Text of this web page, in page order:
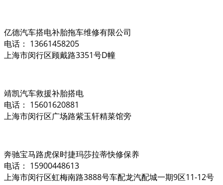
亿德汽车搭电补胎拖车维修有限公司
电话： 13661458205
上海市闵行区顾戴路3351号D幢
靖凯汽车救援补胎搭电
电话： 15601620881
上海市闵行区广场路紫玉轩精菜馆旁
奔驰宝马路虎保时捷玛莎拉蒂快修保养
电话： 15900448613
上海市闵行区虹梅南路3888号车配龙汽配城一期9区11-12号